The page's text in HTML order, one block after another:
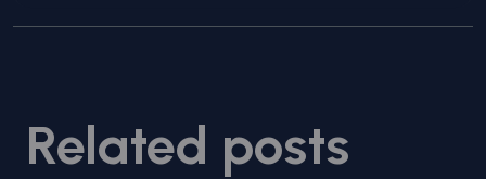
Related posts